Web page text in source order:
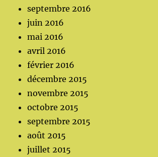
septembre 2016
juin 2016
mai 2016
avril 2016
février 2016
décembre 2015
novembre 2015
octobre 2015
septembre 2015
août 2015
juillet 2015